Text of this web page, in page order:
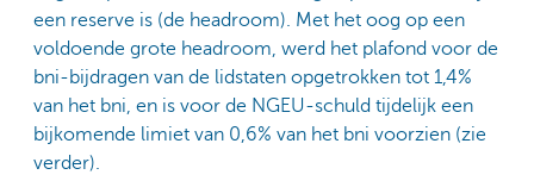
een reserve is (de headroom). Met het oog op een
voldoende grote headroom, werd het plafond voor de
bni-bijdragen van de lidstaten opgetrokken tot 1,4%
van het bni, en is voor de NGEU-schuld tijdelijk een
bijkomende limiet van 0,6% van het bni voorzien (zie
verder).